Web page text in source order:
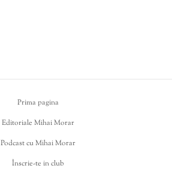
Prima pagina
Editoriale Mihai Morar
Podcast cu Mihai Morar
Înscrie-te in club